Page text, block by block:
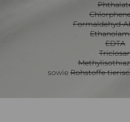
Formaldehyd-
EDTA
sowieRohstoffe